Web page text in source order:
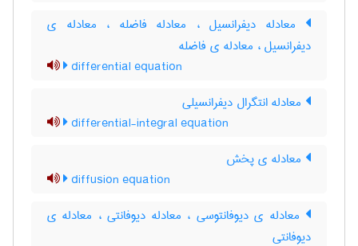
معادله دیفرانسیل ، معادله فاضله ، معادله ی
دیفرانسیل ، معادله ی فاضله
differential equation
معادله انتگرال دیفرانسیلی
differential-integral equation
معادله ی پخش
diffusion equation
معادله ی دیوفانتوسی ، معادله دیوفانتی ، معادله ی
دیوفانتی